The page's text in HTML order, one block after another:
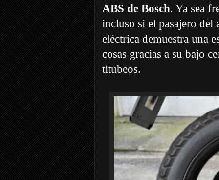
ABS de Bosch. Ya sea
incluso si el pasajero del
eléctrica demuestra una
cosas gracias a su bajo
titubeos.